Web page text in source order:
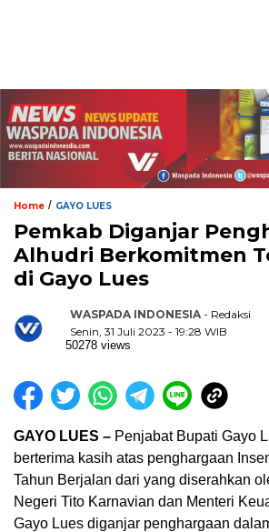
Home / GAYO LUES
Pemkab Diganjar
Alhudri Berkomitmen
di Gayo Lues
WASPADA INDONESIA - Redaksi
Senin, 31 Juli 2023 - 19:28 WIB
50278 views
GAYO LUES – Penjabat Bupati Gayo
berterima kasih atas penghargaan
Tahun Berjalan dari yang diserahkan
Negeri Tito Karnavian dan Menteri
Gayo Lues diganjar penghargaan